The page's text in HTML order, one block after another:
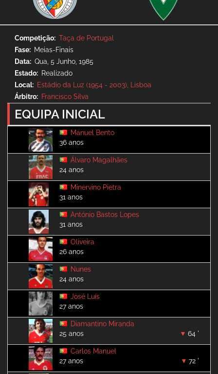
Competição
Taça de Portugal
Fase
Meias-Finais
Data
Qua, 5 Junho, 1985
Estado
Realizado
Local
Estádio da Luz (1954 - 2003), Lisboa
Árbitro
Francisco Silva
EQUIPA INICIAL
Manuel Bento
36 anos
Álvaro Magalhães
24 anos
Minervino Pietra
31 anos
António Bastos Lopes
31 anos
Oliveira
26 anos
Nunes
24 anos
José Luís
27 anos
Diamantino Miranda
25 anos
64 '
Carlos Manuel
27 anos
72 '